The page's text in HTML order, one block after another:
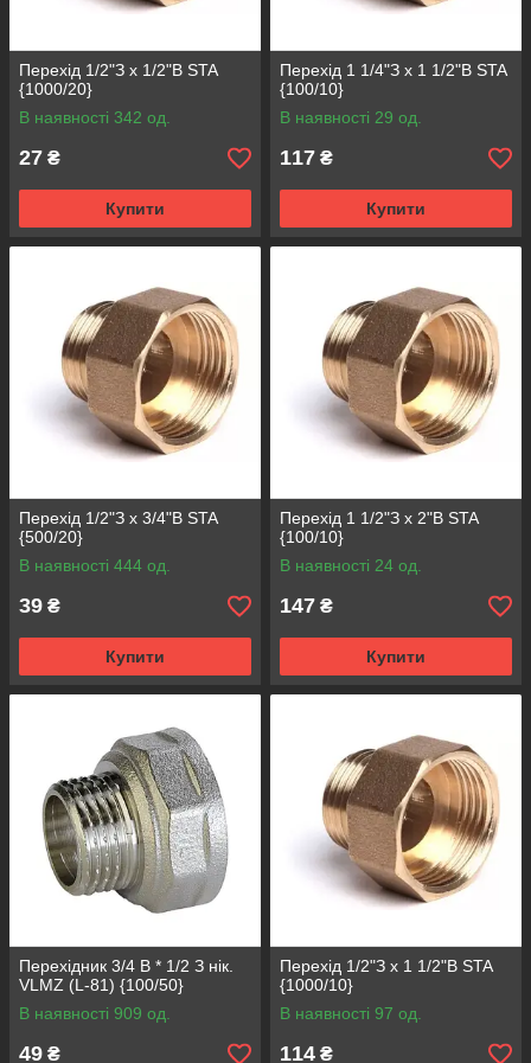
Перехід 1/2"З х 1/2"В STA
{1000/20}
В наявності 342 од.
27 ₴
Купити
Перехід 1 1/4"З x 1 1/2"В STA
{100/10}
В наявності 29 од.
117 ₴
Купити
Перехід 1/2"З х 3/4"В STA
{500/20}
В наявності 444 од.
39 ₴
Купити
Перехід 1 1/2"З x 2"В STA
{100/10}
В наявності 24 од.
147 ₴
Купити
Перехідник 3/4 В * 1/2 З нік.
VLMZ (L-81) {100/50}
В наявності 909 од.
49 ₴
Перехід 1/2"З x 1 1/2"В STA
{1000/10}
В наявності 97 од.
114 ₴